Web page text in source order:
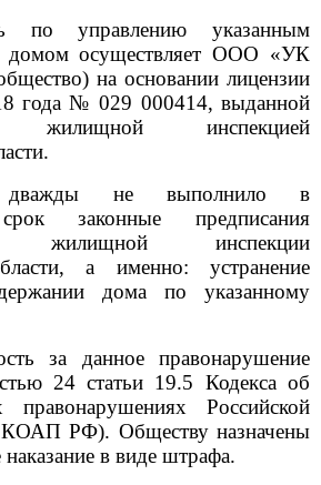
по управлению указанным
домом осуществляет ООО «УК
на основании лицензии
года № 029 000414, выданной
жилищной инспекцией
дважды не выполнило в
законные предписания
жилищной инспекции
а именно: устранение
дома по указанному
за данное правонарушение
24 статьи 19.5 Кодекса об
правонарушениях Российской
КОАП РФ). Обществу назначены
в виде штрафа.